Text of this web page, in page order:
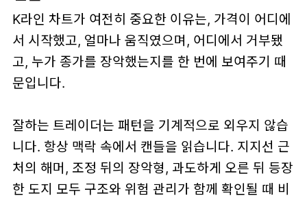
K라인 차트가 여전히 중요한 이유는, 가격이 어디에
서 시작했고, 얼마나 움직였으며, 어디에서 거부됐
고, 누가 종가를 장악했는지를 한 번에 보여주기 때
문입니다.
잘하는 트레이더는 패턴을 기계적으로 외우지 않습
니다. 항상 맥락 속에서 캔들을 읽습니다. 지지선 근
처의 해머, 조정 뒤의 장악형, 과도하게 오른 뒤 등장
한 도지 모두 구조와 위험 관리가 함께 확인될 때 비